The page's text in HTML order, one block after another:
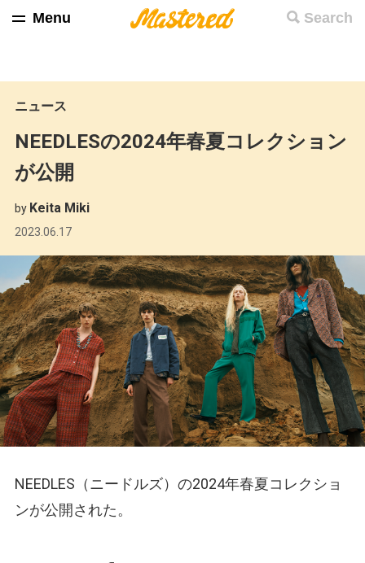
Search
Menu
ニュース
NEEDLESの2024年春夏コレクション
が公開
by Keita Miki
2023.06.17
NEEDLES（ニードルズ）の2024年春夏コレクショ
ンが公開された。